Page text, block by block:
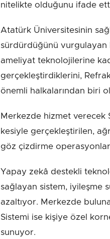
nitelikte olduğunu ifade
Atatürk Üniversitesinin
sürdürdüğünü vurgulayan
ameliyat teknolojilerine
gerçekleştirdiklerini,
önemli halkalarından biri
Merkezde hizmet verecek
kesiyle gerçekleştirilen,
göz çizdirme
Yapay zekâ destekli
sağlayan sistem, iyileşme
azaltıyor. Merkezde
Sistemi ise kişiye özel
sunuyor.